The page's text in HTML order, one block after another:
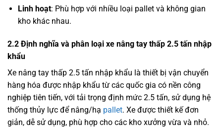
Linh hoạt: Phù hợp với nhiều loại pallet và không gian
kho khác nhau.
2.2 Định nghĩa và phân loại xe nâng tay thấp 2.5 tấn nhập
khẩu
Xe nâng tay thấp 2.5 tấn nhập khẩu là thiết bị vận chuyển
hàng hóa được nhập khẩu từ các quốc gia có nền công
nghiệp tiên tiến, với tải trọng định mức 2.5 tấn, sử dụng hệ
thống thủy lực để nâng/hạ pallet. Xe được thiết kế đơn
giản, dễ sử dụng, phù hợp cho các kho xưởng vừa và nhỏ.